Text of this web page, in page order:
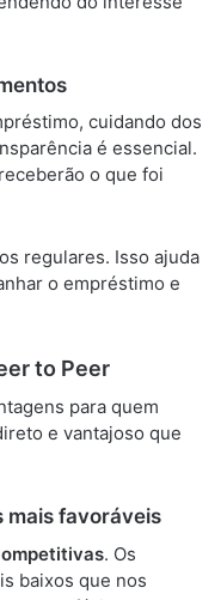
cuidando dos
é essencial.
o que foi
regulares. Isso ajuda
o empréstimo e
to Peer
para quem
e vantajoso que
mais favoráveis
. Os
baixos que nos